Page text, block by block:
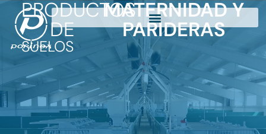
PRODUCTOS
DE
MATERNIDAD Y
PARIDERAS
SUELOS